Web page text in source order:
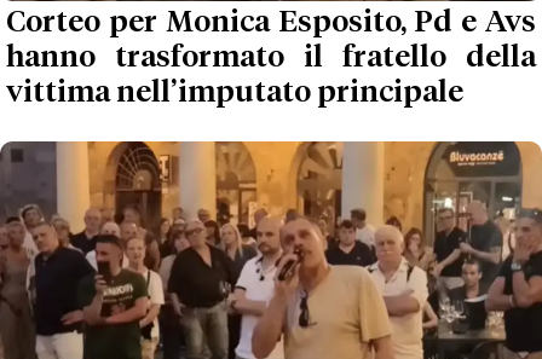
Corteo per Monica Esposito, Pd e Avs
hanno trasformato il fratello della
vittima nell’imputato principale